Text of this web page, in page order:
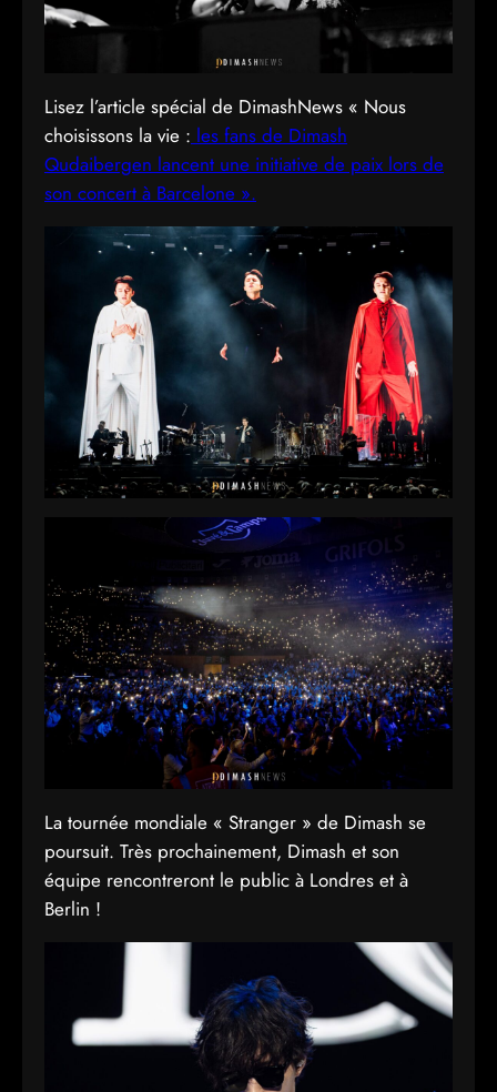
Lisez l’article spécial de DimashNews « Nous
choisissons la vie : les fans de Dimash
Qudaibergen lancent une initiative de paix lors de
son concert à Barcelone ».
La tournée mondiale « Stranger » de Dimash se
poursuit. Très prochainement, Dimash et son
équipe rencontreront le public à Londres et à
Berlin !